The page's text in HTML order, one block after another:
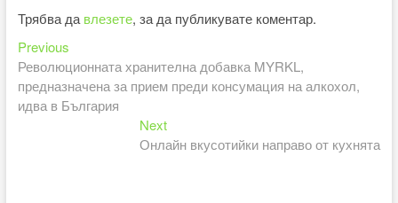
Трябва давлезете, за да публикувате коментар.
Навигация
PreviousPrevious
post:
Революционната хранителна добавка MYRKL,
предназначена за прием преди консумация на алкохол,
идва в България
NextNext
post:
Онлайн вкусотийки направо от кухнята